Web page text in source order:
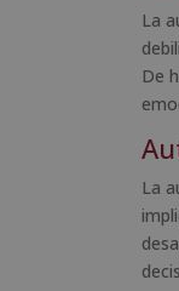
La
De
La